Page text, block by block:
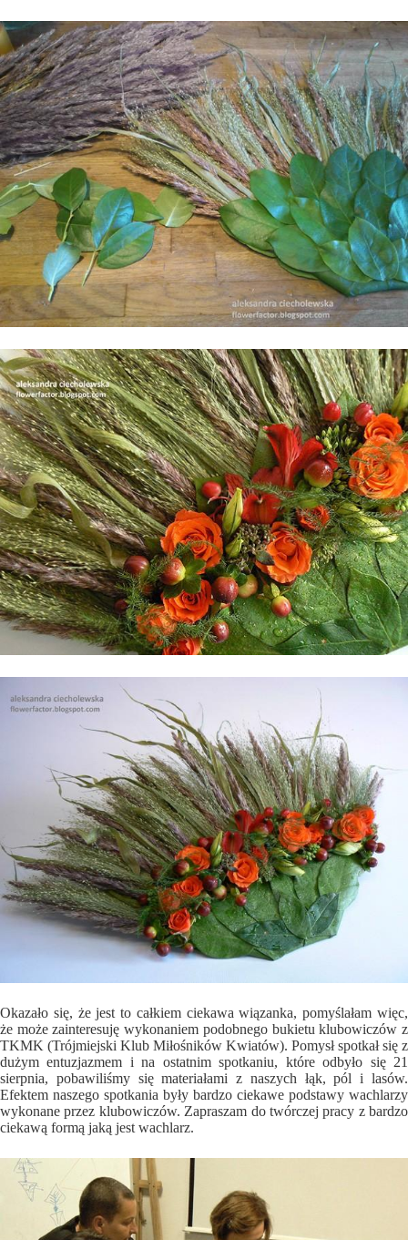
Okazało się, że jest to całkiem ciekawa wiązanka, pomyślałam więc,
że może zainteresuję wykonaniem podobnego bukietu klubowiczów z
TKMK (Trójmiejski Klub Miłośników Kwiatów). Pomysł spotkał się z
dużym entuzjazmem i na ostatnim spotkaniu, które odbyło się 21
sierpnia, pobawiliśmy się materiałami z naszych łąk, pól i lasów.
Efektem naszego spotkania były bardzo ciekawe podstawy wachlarzy
wykonane przez klubowiczów. Zapraszam do twórczej pracy z bardzo
ciekawą formą jaką jest wachlarz.